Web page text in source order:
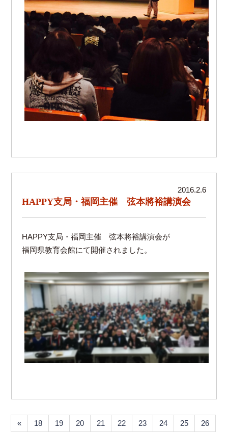
2016.2.6
HAPPY支局・福岡主催 弦本將裕講演会
HAPPY支局・福岡主催 弦本將裕講演会が
福岡県教育会館にて開催されました。
« 18 19 20 21 22 23 24 25 26